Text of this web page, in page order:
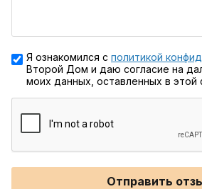
Я ознакомился с политикой
Второй Дом и даю согласие на
моих данных, оставленных в этой
Отправить